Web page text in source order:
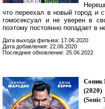
что переехал в новый город и
гомосексуал и не уверен в
поэтому постоянно попадает в
Дата выхода фильма: 17.06.2020
Дата добавления: 22.06.2020
Последнее обновление: 25.06.2022
Соник
(2020)
(Sonic